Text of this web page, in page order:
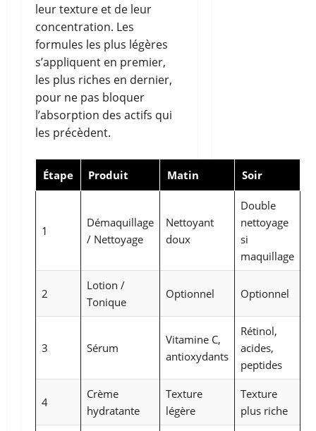
leur texture et de leur
concentration. Les
formules les plus légères
s’appliquent en premier,
les plus riches en dernier,
pour ne pas bloquer
l’absorption des actifs qui
les précèdent.
Étape Produit Matin Soir
1
Démaquillage
/ Nettoyage
Nettoyant
doux
Double
nettoyage
si
maquillage
2
Lotion /
Tonique
Optionnel Optionnel
3 Sérum
Vitamine C,
antioxydants
Rétinol,
acides,
peptides
4
Crème
hydratante
Texture
légère
Texture
plus riche